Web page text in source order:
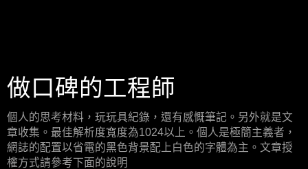
做口碑的工程師
個人的思考材料，玩玩具紀錄，還有感慨筆記。另外就是文
章收集。最佳解析度寬度為1024以上。個人是極簡主義者，
網誌的配置以省電的黑色背景配上白色的字體為主。文章授
權方式請參考下面的說明